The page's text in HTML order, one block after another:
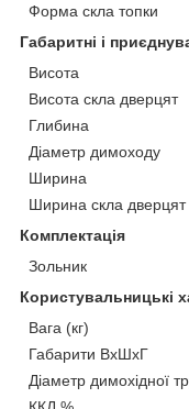
Форма скла топки
Габаритні і
Висота
Висота скла дверцят
Глибина
Діаметр димоходу
Ширина
Ширина скла дверцят
Комплектація
Зольник
Користувальницькі
Вага (кг)
Габарити ВхШхГ
Діаметр димохідної